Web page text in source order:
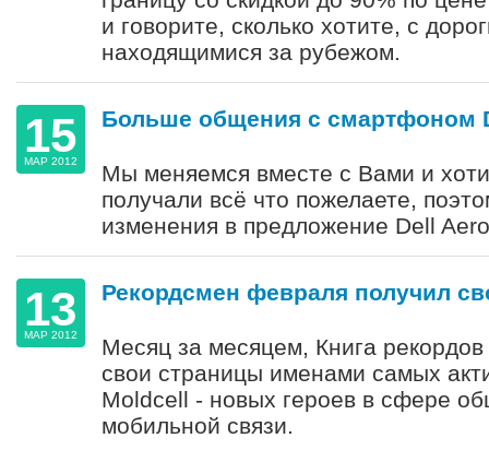
и говорите, сколько хотите, с
находящимися за рубежом.
15
МАР 2012
Больше общения с смартфоном
Мы меняемся вместе с Вами и
получали всё что пожелаете,
изменения в предложение Dell
13
МАР 2012
Рекордсмен февраля получил
Месяц за месяцем, Книга
свои страницы именами самых
Moldcell - новых героев в сфере
мобильной связи.